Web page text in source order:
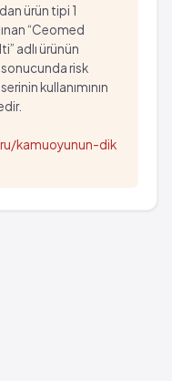
ürün tipi 1
“Ceomed
adlı ürünün
risk
kullanımının
kamuoyunun-dik